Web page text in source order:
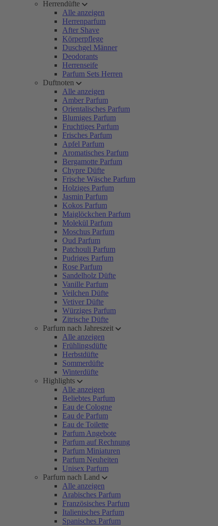
Herrendüfte
Alle anzeigen
Herrenparfum
After Shave
Körperpflege
Duschgel Männer
Deodorants
Herrenseife
Parfum Sets Herren
Duftnoten
Alle anzeigen
Amber Parfum
Orientalisches Parfum
Blumiges Parfum
Fruchtiges Parfum
Frisches Parfum
Apfel Parfum
Aromatisches Parfum
Bergamotte Parfum
Chypre Düfte
Frische Wäsche Parfum
Holziges Parfum
Jasmin Parfum
Kokos Parfum
Maiglöckchen Parfum
Molekül Parfum
Moschus Parfum
Oud Parfum
Patchouli Parfum
Pudriges Parfum
Rose Parfum
Sandelholz Düfte
Vanille Parfum
Veilchen Düfte
Vetiver Düfte
Würziges Parfum
Zitrische Düfte
Parfum nach Jahreszeit
Alle anzeigen
Frühlingsdüfte
Herbstdüfte
Sommerdüfte
Winterdüfte
Highlights
Alle anzeigen
Beliebtes Parfum
Eau de Cologne
Eau de Parfum
Eau de Toilette
Parfum Angebote
Parfum auf Rechnung
Parfum Miniaturen
Parfum Neuheiten
Unisex Parfum
Parfum nach Land
Alle anzeigen
Arabisches Parfum
Französisches Parfum
Italienisches Parfum
Spanisches Parfum